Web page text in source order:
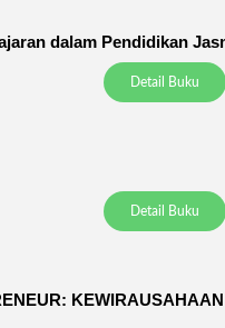
dalam Pendidikan
Detail Buku
Detail Buku